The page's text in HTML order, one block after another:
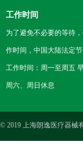
工作时间
为了避免不必要的等待
作时间，中国大陆法定节
工作时间：周一至周五
周六、周日休息
© 2019 上海朗逸医疗器械